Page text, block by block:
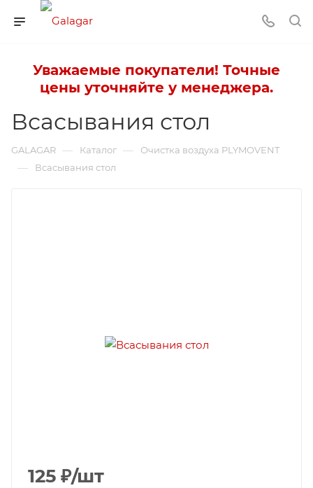
Уважаемые покупатели! Точные
цены уточняйте у менеджера.
Всасывания стол
GALAGAR — Каталог — Очистка воздуха PLYMOVENT
— Всасывания стол
125 ₽/шт